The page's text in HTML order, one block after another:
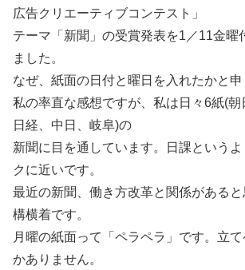
広告クリエーティブコンテスト」
テーマ「新聞」の受賞発表を1／11金曜
ました。
なぜ、紙面の日付と曜日を入れたかと申
私の率直な感想ですが、私は日々6紙(朝
日経、中日、岐阜)の
新聞に目を通しています。日課という
クに近いです。
最近の新聞、働き方改革と関係がある
構横着です。
月曜の紙面って「ペラペラ」です。立
かありません。